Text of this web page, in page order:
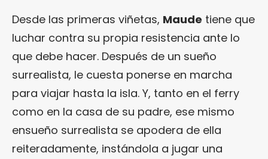
Desde las primeras viñetas, Maude tiene que
luchar contra su propia resistencia ante lo
que debe hacer. Después de un sueño
surrealista, le cuesta ponerse en marcha
para viajar hasta la isla. Y, tanto en el ferry
como en la casa de su padre, ese mismo
ensueño surrealista se apodera de ella
reiteradamente, instándola a jugar una